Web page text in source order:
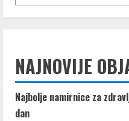
NAJNOVIJE
Najbolje namirnice za
dan